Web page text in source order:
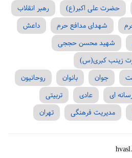
حضرت علی اکبر(ع)
رهبر انقلاب
شهدای مدافع حرم
داعش
شهید محسن حججی
زینب کبری(س)
جوان بانوان
روحانیون
ای عادی
تربیتی
مدیریت فرهنگی تهران